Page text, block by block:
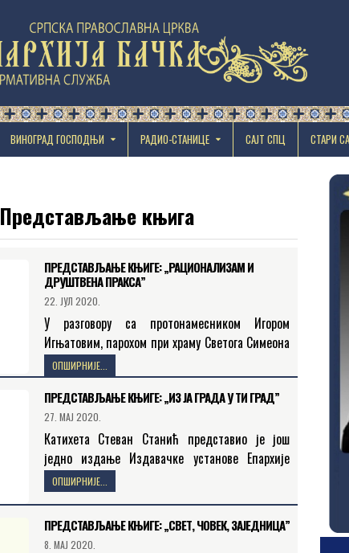
ВИНОГРАД ГОСПОДЊИ РАДИО-СТАНИЦЕ САЈТ СПЦ СТАРИ
Представљање књига
ПРЕДСТАВЉАЊЕ КЊИГЕ: „РАЦИОНАЛИЗАМ И
ДРУШТВЕНА ПРАКСА”
22. ЈУЛ 2020.
У разговору са протонамесником Игором
Игњатовим, парохом при храму Светога Симеона
Мироточивог у Ветернику, представили смо још
једно издање Издавачке установе Беседа. У
питању је…
ОПШИРНИЈЕ...
ПРЕДСТАВЉАЊЕ КЊИГЕ: „ИЗ ЈА ГРАДА У ТИ ГРАД”
27. МАЈ 2020.
Катихета Стеван Станић представио је још
једно издање Издавачке установе Епархије
бачке Беседа. У питању је књига Из Ја града у
Ти град грчке монахиње…
ОПШИРНИЈЕ...
ПРЕДСТАВЉАЊЕ КЊИГЕ: „СВЕТ, ЧОВЕК, ЗАЈЕДНИЦА”
8. МАЈ 2020.